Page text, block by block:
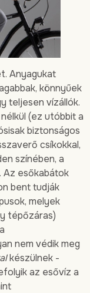
Anyagukat
könnyűek
teljesen vízállók.
(ez utóbbit a
biztonságos
csíkokkal,
színében, a
esőkabátok
bent tudják
melyek
tépőzáras)
nem védik meg
készülnek -
az esővíz a